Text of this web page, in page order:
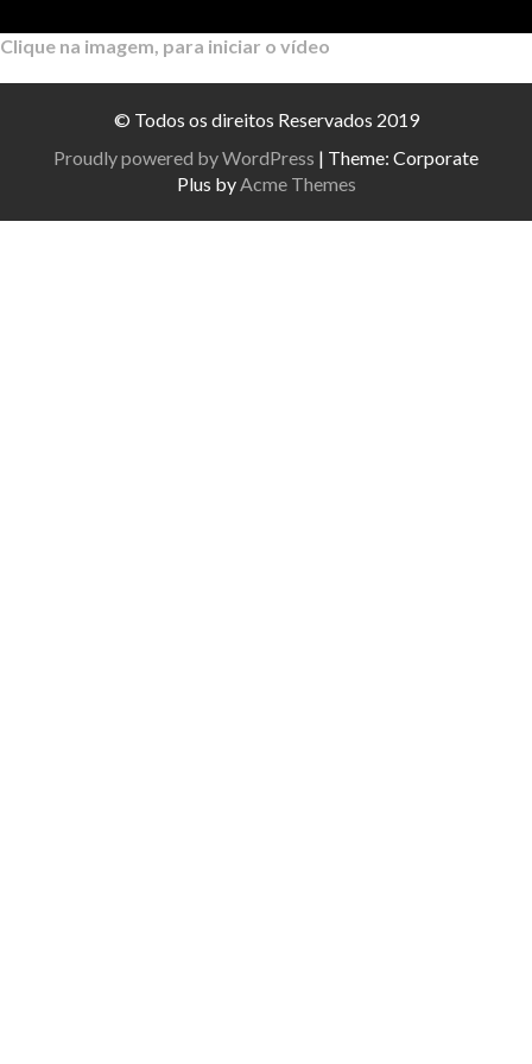
Clique na imagem, para iniciar o vídeo
© Todos os direitos Reservados 2019
Proudly powered by WordPress | Theme: Corporate
Plus byAcme Themes